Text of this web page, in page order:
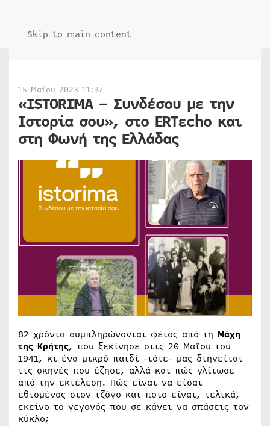
Skip to main content
15 Μαΐου 2023 11:37
«ISTORIMA – Συνδέσου με την
Ιστορία σου», στο ERTεcho και
στη Φωνή της Ελλάδας
82 χρόνια συμπληρώνονται φέτος από τη Mάχη
της Κρήτης, που ξεκίνησε στις 20 Μαΐου του
1941, κι ένα μικρό παιδί -τότε- μας διηγείται
τις σκηνές που έζησε, αλλά και πώς γλίτωσε
από την εκτέλεση. Πώς είναι να είσαι
εθισμένος στον τζόγο και ποιο είναι, τελικά,
εκείνο το γεγονός που σε κάνει να σπάσεις τον
κύκλο;